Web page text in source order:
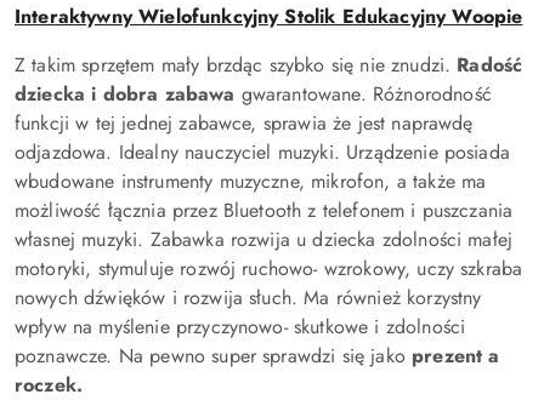
Interaktywny Wielofunkcyjny Stolik Edukacyjny Woopie
Z takim sprzętem mały brzdąc szybko się nie znudzi. Radość
dziecka i dobra zabawa gwarantowane. Różnorodność
funkcji w tej jednej zabawce, sprawia że jest naprawdę
odjazdowa. Idealny nauczyciel muzyki. Urządzenie posiada
wbudowane instrumenty muzyczne, mikrofon, a także ma
możliwość łącznia przez Bluetooth z telefonem i puszczania
własnej muzyki. Zabawka rozwija u dziecka zdolności małej
motoryki, stymuluje rozwój ruchowo- wzrokowy, uczy szkraba
nowych dźwięków i rozwija słuch. Ma również korzystny
wpływ na myślenie przyczynowo- skutkowe i zdolności
poznawcze. Na pewno super sprawdzi się jako prezent a
roczek.